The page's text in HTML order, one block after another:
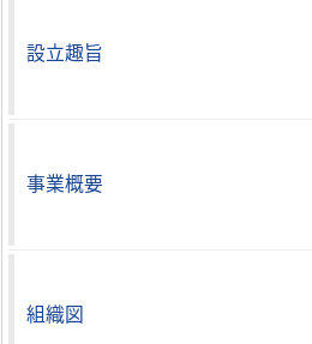
設立趣旨
事業概要
組織図